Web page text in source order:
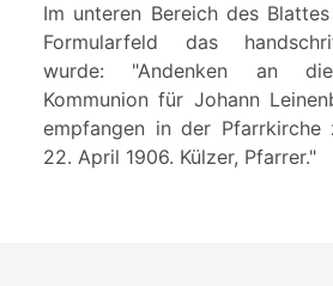
Im unteren Bereich des
Formularfeld das
wurde: "Andenken an
Kommunion für Johann
empfangen in der Pfarrkirche
22. April 1906. Külzer, Pfarrer."